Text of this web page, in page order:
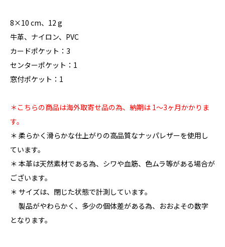
8×10 cm、12 g
牛革、ナイロン、PVC
カードポケット：3
センターポケット：1
窓付ポケット：1
＊こちらの商品は海外取寄せ品の為、納期は 1〜3ヶ月かかりま
す。
＊ 柔らかく滑らかな仕上がりの高品質なナッパレザーを使用し
ています。
＊ 本革は天然素材である為、シワや血筋、色ムラ等がある場合が
ございます。
＊ サイズは、閉じた状態で計測しています。
製品がやわらかく、多少の個体差がある為、おおよその数字
となります。